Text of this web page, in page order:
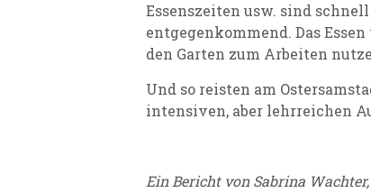
Essenszeiten usw. sind
entgegenkommend. Das
den Garten zum Arbeiten
Und so reisten am
intensiven, aber lehrreichen
Ein Bericht von Sabrina